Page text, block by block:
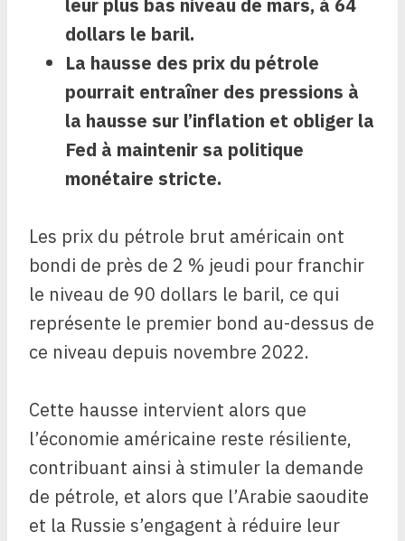
leur plus bas niveau de mars, à 64
dollars le baril.
La hausse des prix du pétrole
pourrait entraîner des pressions à
la hausse sur l’inflation et obliger la
Fed à maintenir sa politique
monétaire stricte.
Les prix du pétrole brut américain ont
bondi de près de 2 % jeudi pour franchir
le niveau de 90 dollars le baril, ce qui
représente le premier bond au-dessus de
ce niveau depuis novembre 2022.
Cette hausse intervient alors que
l’économie américaine reste résiliente,
contribuant ainsi à stimuler la demande
de pétrole, et alors que l’Arabie saoudite
et la Russie s’engagent à réduire leur